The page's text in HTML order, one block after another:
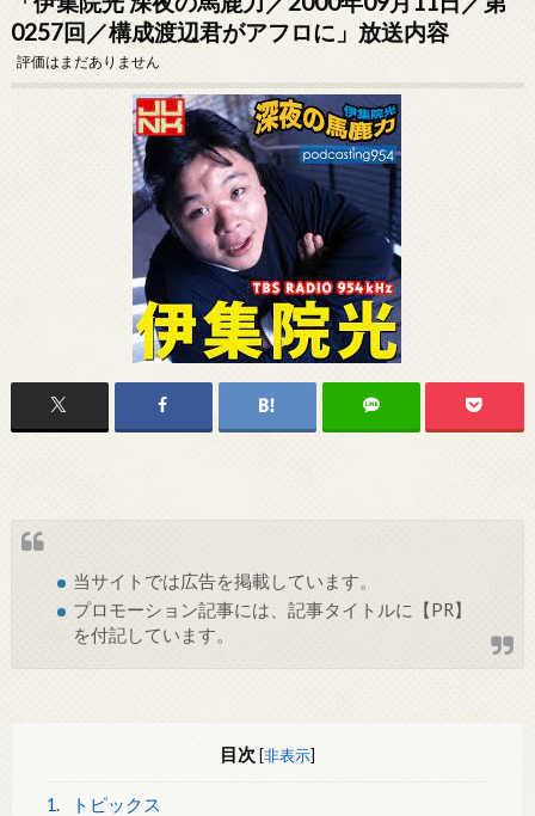
0257回／構成渡辺君がアフロに」放送内容
評価はまだありません
当サイトでは広告を掲載しています。
プロモーション記事には、記事タイトルに【PR】
を付記しています。
目次 [非表示]
1. トピックス